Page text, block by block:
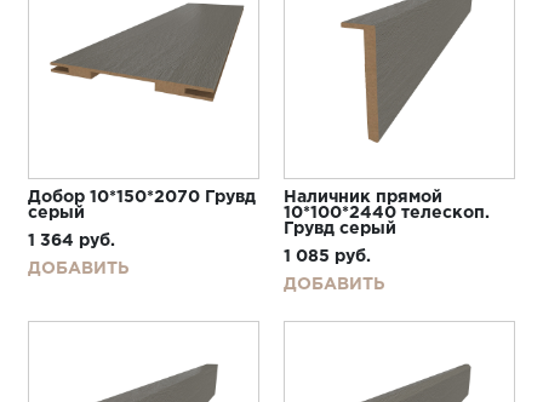
Добор 10*150*2070 Грувд
серый
1 364 руб.
ДОБАВИТЬ
Наличник прямой
10*100*2440 телескоп.
Грувд серый
1 085 руб.
ДОБАВИТЬ